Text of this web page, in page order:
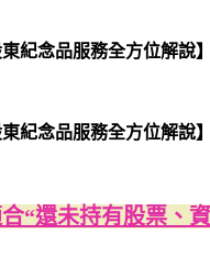
“還未持有股票、